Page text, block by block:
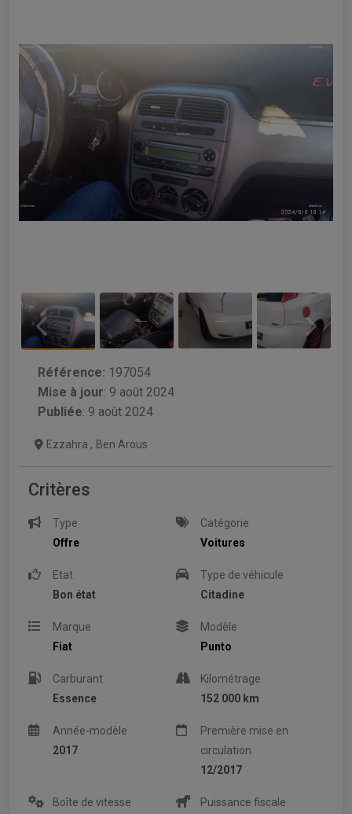
Référence: 197054
Mise à jour: 9 août 2024
Publiée: 9 août 2024
Ezzahra , Ben Arous
Critères
Type
Offre
Catégorie
Voitures
Etat
Bon état
Type de véhicule
Citadine
Marque
Fiat
Modèle
Punto
Carburant
Essence
Kilométrage
152 000 km
Année-modèle
2017
Première mise en
circulation
12/2017
Boîte de vitesse
Puissance fiscale